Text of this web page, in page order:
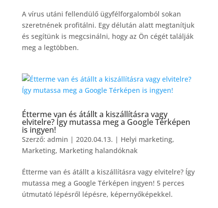
A vírus utáni fellendülő ügyfélforgalomból sokan
szeretnének profitálni. Egy délután alatt megtanítjuk
és segítünk is megcsinálni, hogy az Ön cégét találják
meg a legtöbben.
Étterme van és átállt a kiszállításra vagy
elvitelre? Így mutassa meg a Google Térképen
is ingyen!
Szerző: admin | 2020.04.13. | Helyi marketing,
Marketing, Marketing halandóknak
Étterme van és átállt a kiszállításra vagy elvitelre? Így
mutassa meg a Google Térképen ingyen! 5 perces
útmutató lépésről lépésre, képernyőképekkel.